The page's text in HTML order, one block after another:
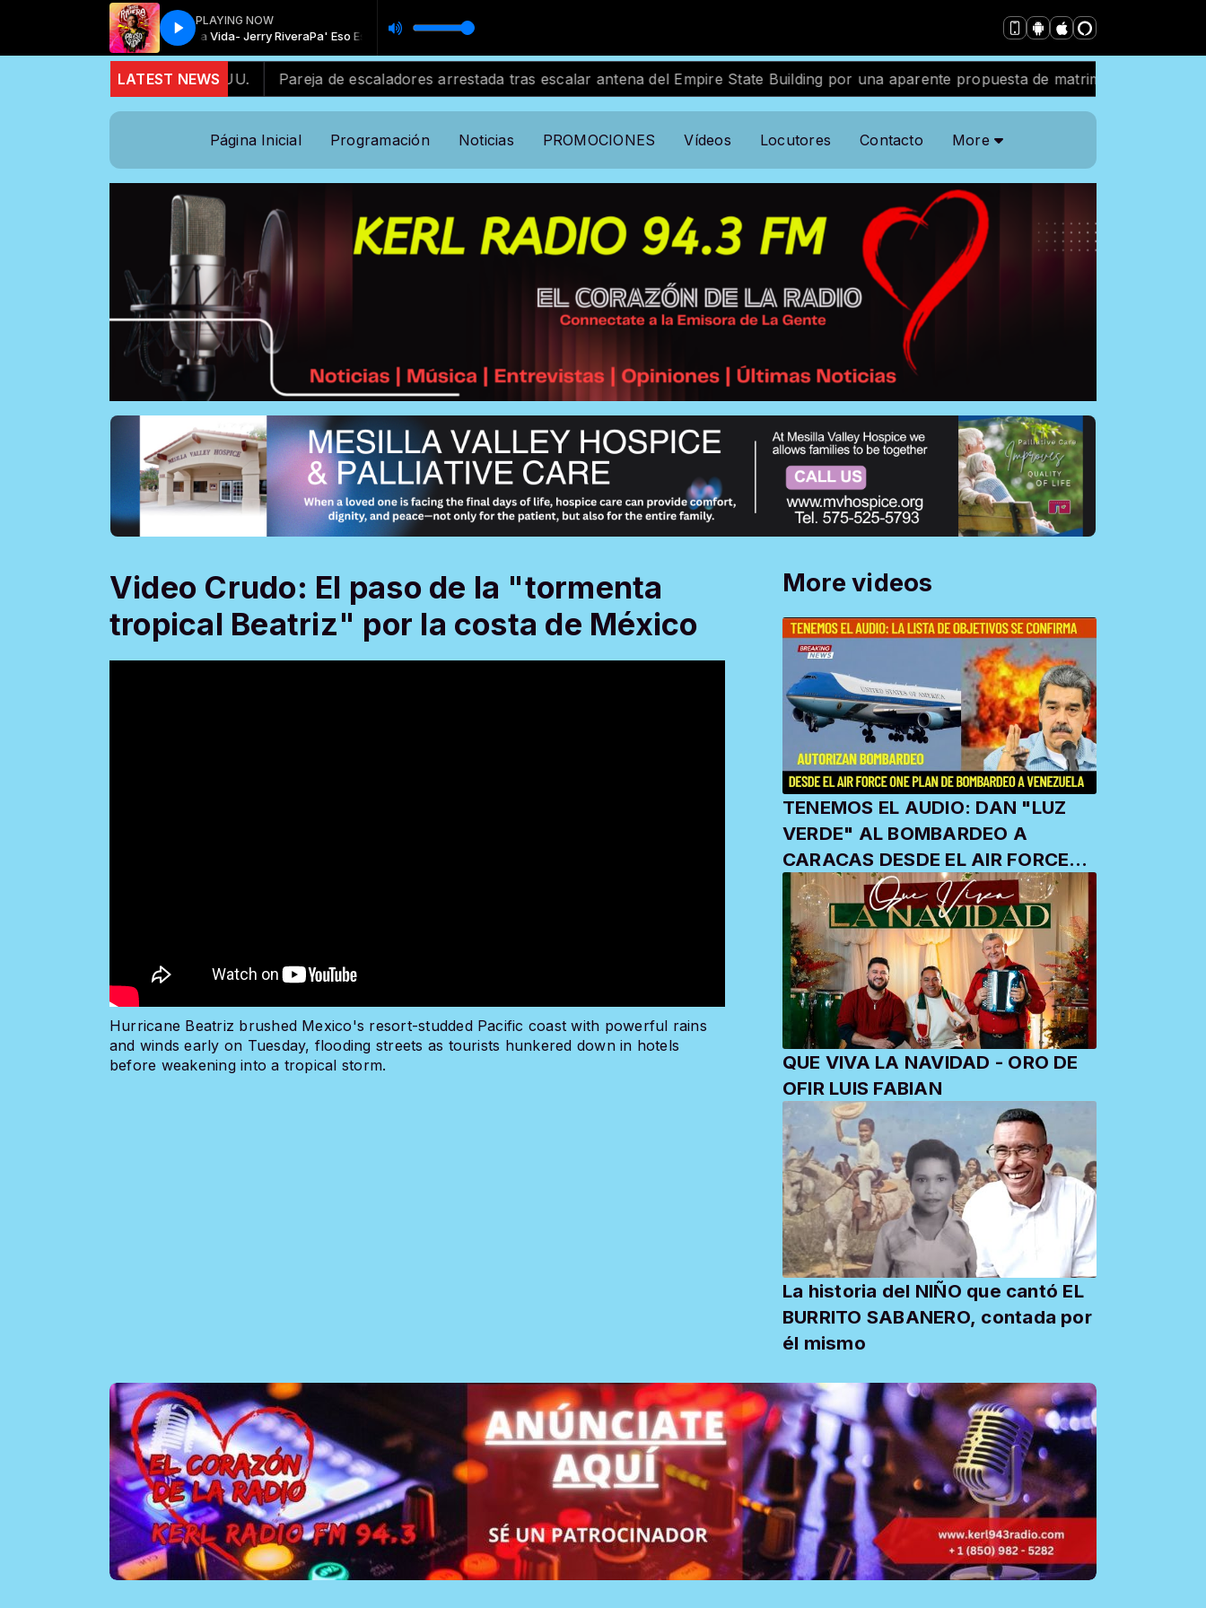
Programación Musical with Locutor standardProgramación Musical with Locutor standard
PLAYING NOW
Pa' Eso Es La Vida- Jerry RiveraPa' Eso Es La Vida- Jerry Rivera
LATEST NEWS
se desvanece en EE.UU. Pareja de escaladores arrestada tras escalar antena del Empire State Building por una aparente propuesta de matrimonio
Página Inicial Programación Noticias PROMOCIONES Vídeos Locutores Contacto More
Video Crudo: El paso de la "tormenta
tropical Beatriz" por la costa de México
More videos
TENEMOS EL AUDIO: DAN "LUZ
VERDE" AL BOMBARDEO A
CARACAS DESDE EL AIR FORCE
ONE
QUE VIVA LA NAVIDAD - ORO DE
OFIR LUIS FABIAN
La historia del NIÑO que cantó EL
BURRITO SABANERO, contada por
él mismo
Hurricane Beatriz brushed Mexico's resort-studded Pacific coast with powerful rains
and winds early on Tuesday, flooding streets as tourists hunkered down in hotels
before weakening into a tropical storm.